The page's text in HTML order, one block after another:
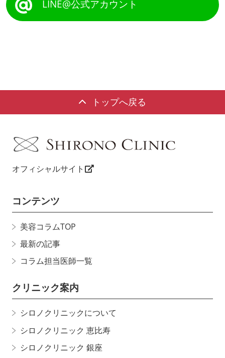
LINE@公式アカウント
トップへ戻る
オフィシャルサイト
コンテンツ
美容コラムTOP
最新の記事
コラム担当医師一覧
クリニック案内
シロノクリニックについて
シロノクリニック 恵比寿
シロノクリニック 銀座